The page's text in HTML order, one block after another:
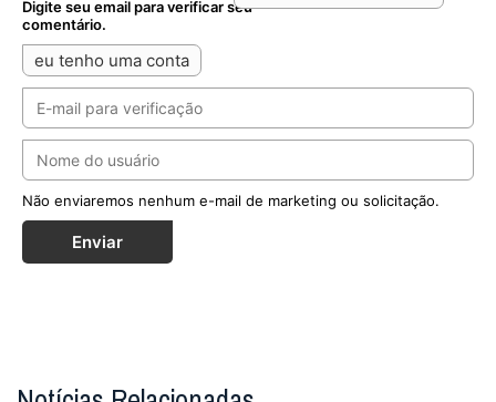
Digite seu email para verificar seu
comentário.
eu tenho uma conta
Não enviaremos nenhum e-mail de marketing ou solicitação.
Enviar